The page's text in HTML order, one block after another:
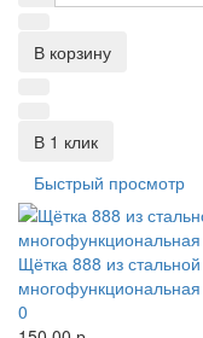
В корзину
В 1 клик
Быстрый просмотр
Щётка 888 из
0